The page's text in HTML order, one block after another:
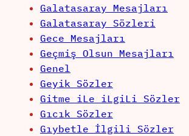
Galatasaray Mesajları
Galatasaray Sözleri
Gece Mesajları
Geçmiş Olsun Mesajları
Genel
Geyik Sözler
Gitme iLe iLgiLi Sözler
Gıcık Sözler
Gıybetle İlgili Sözler